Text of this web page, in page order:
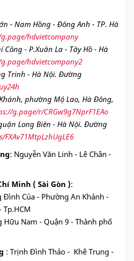
- Nam Hồng - Đông Anh - TP. Hà
hdvietcompany
Công - P.Xuân La - Tây Hồ - Hà
hdvietcompany2
Trinh - Hà Nội. Đường
phường Mộ Lao, Hà Đông,
g.page/r/CRGw9g7NprF1EAo
Long Biên - Hà Nội. Đường
: Nguyễn Văn Linh - Lê Chân -
Minh ( Sài Gòn ):
Đình Của - Phường An Khánh -
Tp.HCM
Hữu Nam - Quận 9 - Thành phố
: Trịnh Đình Thảo - Khê Trung -